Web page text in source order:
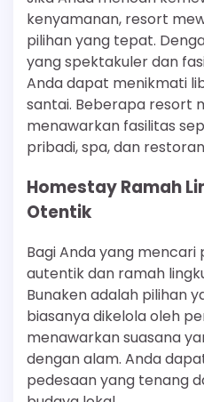
kenyamanan, resort
pilihan yang tepat.
yang spektakuler dan
Anda dapat menikmati
santai. Beberapa resort
menawarkan fasilitas
pribadi, spa, dan
Homestay Ramah
Otentik
Bagi Anda yang
autentik dan ramah
Bunaken adalah pilihan
biasanya dikelola oleh
menawarkan suasana
dengan alam. Anda
pedesaan yang tenang